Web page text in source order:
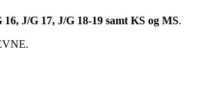
J/G 17, J/G 18-19 samt KS og MS.